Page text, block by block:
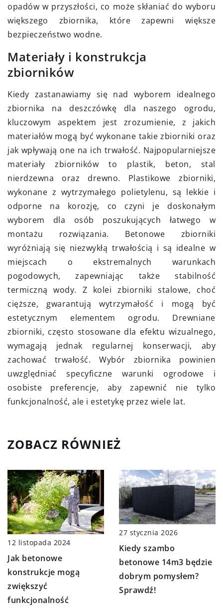
opadów w przyszłości, co może skłaniać do wyboru
większego zbiornika, które zapewni większe
bezpieczeństwo wodne.
Materiały i konstrukcja
zbiorników
Kiedy zastanawiamy się nad wyborem idealnego
zbiornika na deszczówkę dla naszego ogrodu,
kluczowym aspektem jest zrozumienie, z jakich
materiałów mogą być wykonane takie zbiorniki oraz
jak wpływają one na ich trwałość. Najpopularniejsze
materiały zbiorników to plastik, beton, stal
nierdzewna oraz drewno. Plastikowe zbiorniki,
wykonane z wytrzymałego polietylenu, są lekkie i
odporne na korozję, co czyni je doskonałym
wyborem dla osób poszukujących łatwego w
montażu rozwiązania. Betonowe zbiorniki
wyróżniają się niezwykłą trwałością i są idealne w
miejscach o ekstremalnych warunkach
pogodowych, zapewniając także stabilność
termiczną wody. Z kolei zbiorniki stalowe, choć
cięższe, gwarantują wytrzymałość i mogą być
estetycznym elementem ogrodu. Drewniane
zbiorniki, często stosowane dla efektu wizualnego,
wymagają jednak regularnej konserwacji, aby
zachować trwałość. Wybór zbiornika powinien
uwzględniać specyficzne warunki ogrodowe i
osobiste preferencje, aby zapewnić nie tylko
funkcjonalność, ale i estetykę przez wiele lat.
ZOBACZ RÓWNIEŻ
12 listopada 2024
Jak betonowe
konstrukcje mogą
zwiększyć
funkcjonalność
27 stycznia 2026
Kiedy szambo
betonowe 14m3 będzie
dobrym pomysłem?
Sprawdź!